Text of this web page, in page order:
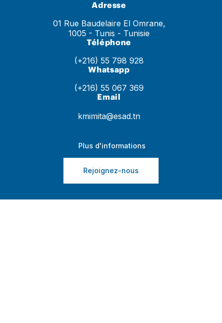
Adresse
01 Rue Baudelaire El Omrane,
1005 - Tunis - Tunisie
Téléphone
(+216) 55 798 928
Whatsapp
(+216) 55 067 369
Email
kmimita@esad.tn
Plus d'informations
Rejoignez-nous